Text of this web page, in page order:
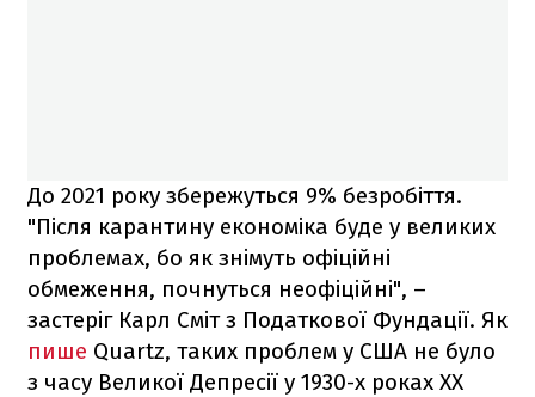
До 2021 року збережуться 9% безробіття.
"Після карантину економіка буде у великих
проблемах, бо як знімуть офіційні
обмеження, почнуться неофіційні", –
застеріг Карл Сміт з Податкової Фундації. Як
пише Quartz, таких проблем у США не було
з часу Великої Депресії у 1930-х роках ХХ